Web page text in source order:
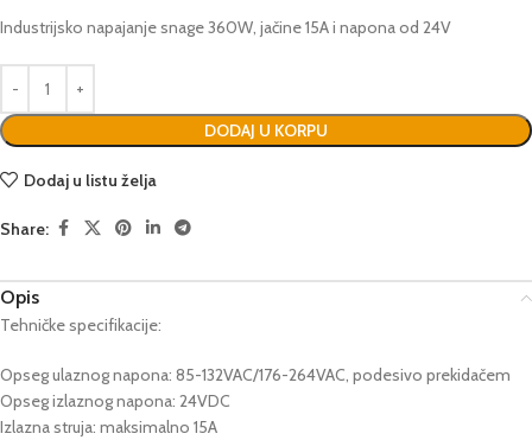
Industrijsko napajanje snage 360W, jačine 15A i napona od 24V
DODAJ U KORPU
Dodaj u listu želja
Share:
Opis
Tehničke specifikacije:
Opseg ulaznog napona: 85-132VAC/176-264VAC, podesivo prekidačem
Opseg izlaznog napona: 24VDC
Izlazna struja: maksimalno 15A